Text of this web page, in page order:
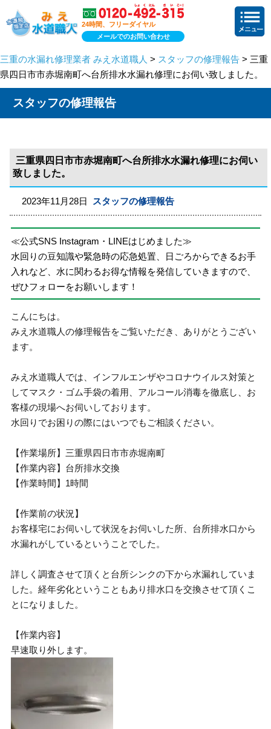
24時間、フリーダイヤル
メールでのお問い合わせ
三重の水漏れ修理業者 みえ水道職人 > スタッフの修理報告 > 三重
県四日市市赤堀南町へ台所排水水漏れ修理にお伺い致しました。
スタッフの修理報告
三重県四日市市赤堀南町へ台所排水水漏れ修理にお伺い
致しました。
2023年11月28日 スタッフの修理報告
≪公式SNS Instagram・LINEはじめました≫
水回りの豆知識や緊急時の応急処置、日ごろからできるお手
入れなど、水に関わるお得な情報を発信していきますので、
ぜひフォローをお願いします！
こんにちは。
みえ水道職人の修理報告をご覧いただき、ありがとうござい
ます。
みえ水道職人では、インフルエンザやコロナウイルス対策と
してマスク・ゴム手袋の着用、アルコール消毒を徹底し、お
客様の現場へお伺いしております。
水回りでお困りの際にはいつでもご相談ください。
【作業場所】三重県四日市市赤堀南町
【作業内容】台所排水交換
【作業時間】1時間
【作業前の状況】
お客様宅にお伺いして状況をお伺いした所、台所排水口から
水漏れがしているということでした。
詳しく調査させて頂くと台所シンクの下から水漏れしていま
した。経年劣化ということもあり排水口を交換させて頂くこ
とになりました。
【作業内容】
早速取り外します。